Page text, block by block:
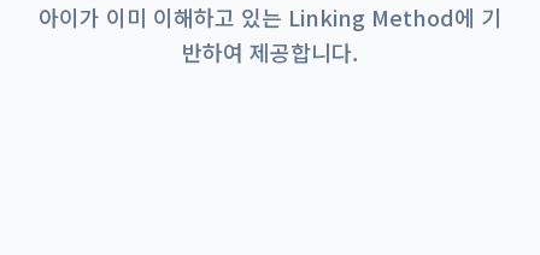
아이가 이미 이해하고 있는 Linking Method에 기
반하여 제공합니다.